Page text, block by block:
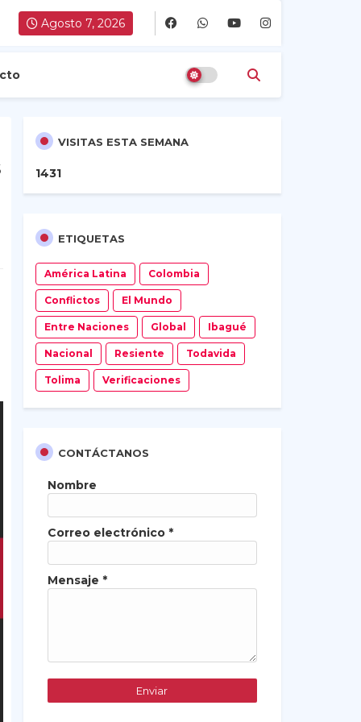
Agosto 7, 2026
VISITAS ESTA SEMANA
1431
ETIQUETAS
América Latina Colombia
Conflictos El Mundo
Entre Naciones Global Ibagué
Nacional Resiente Todavida
Tolima Verificaciones
CONTÁCTANOS
Nombre
Correo electrónico *
Mensaje *